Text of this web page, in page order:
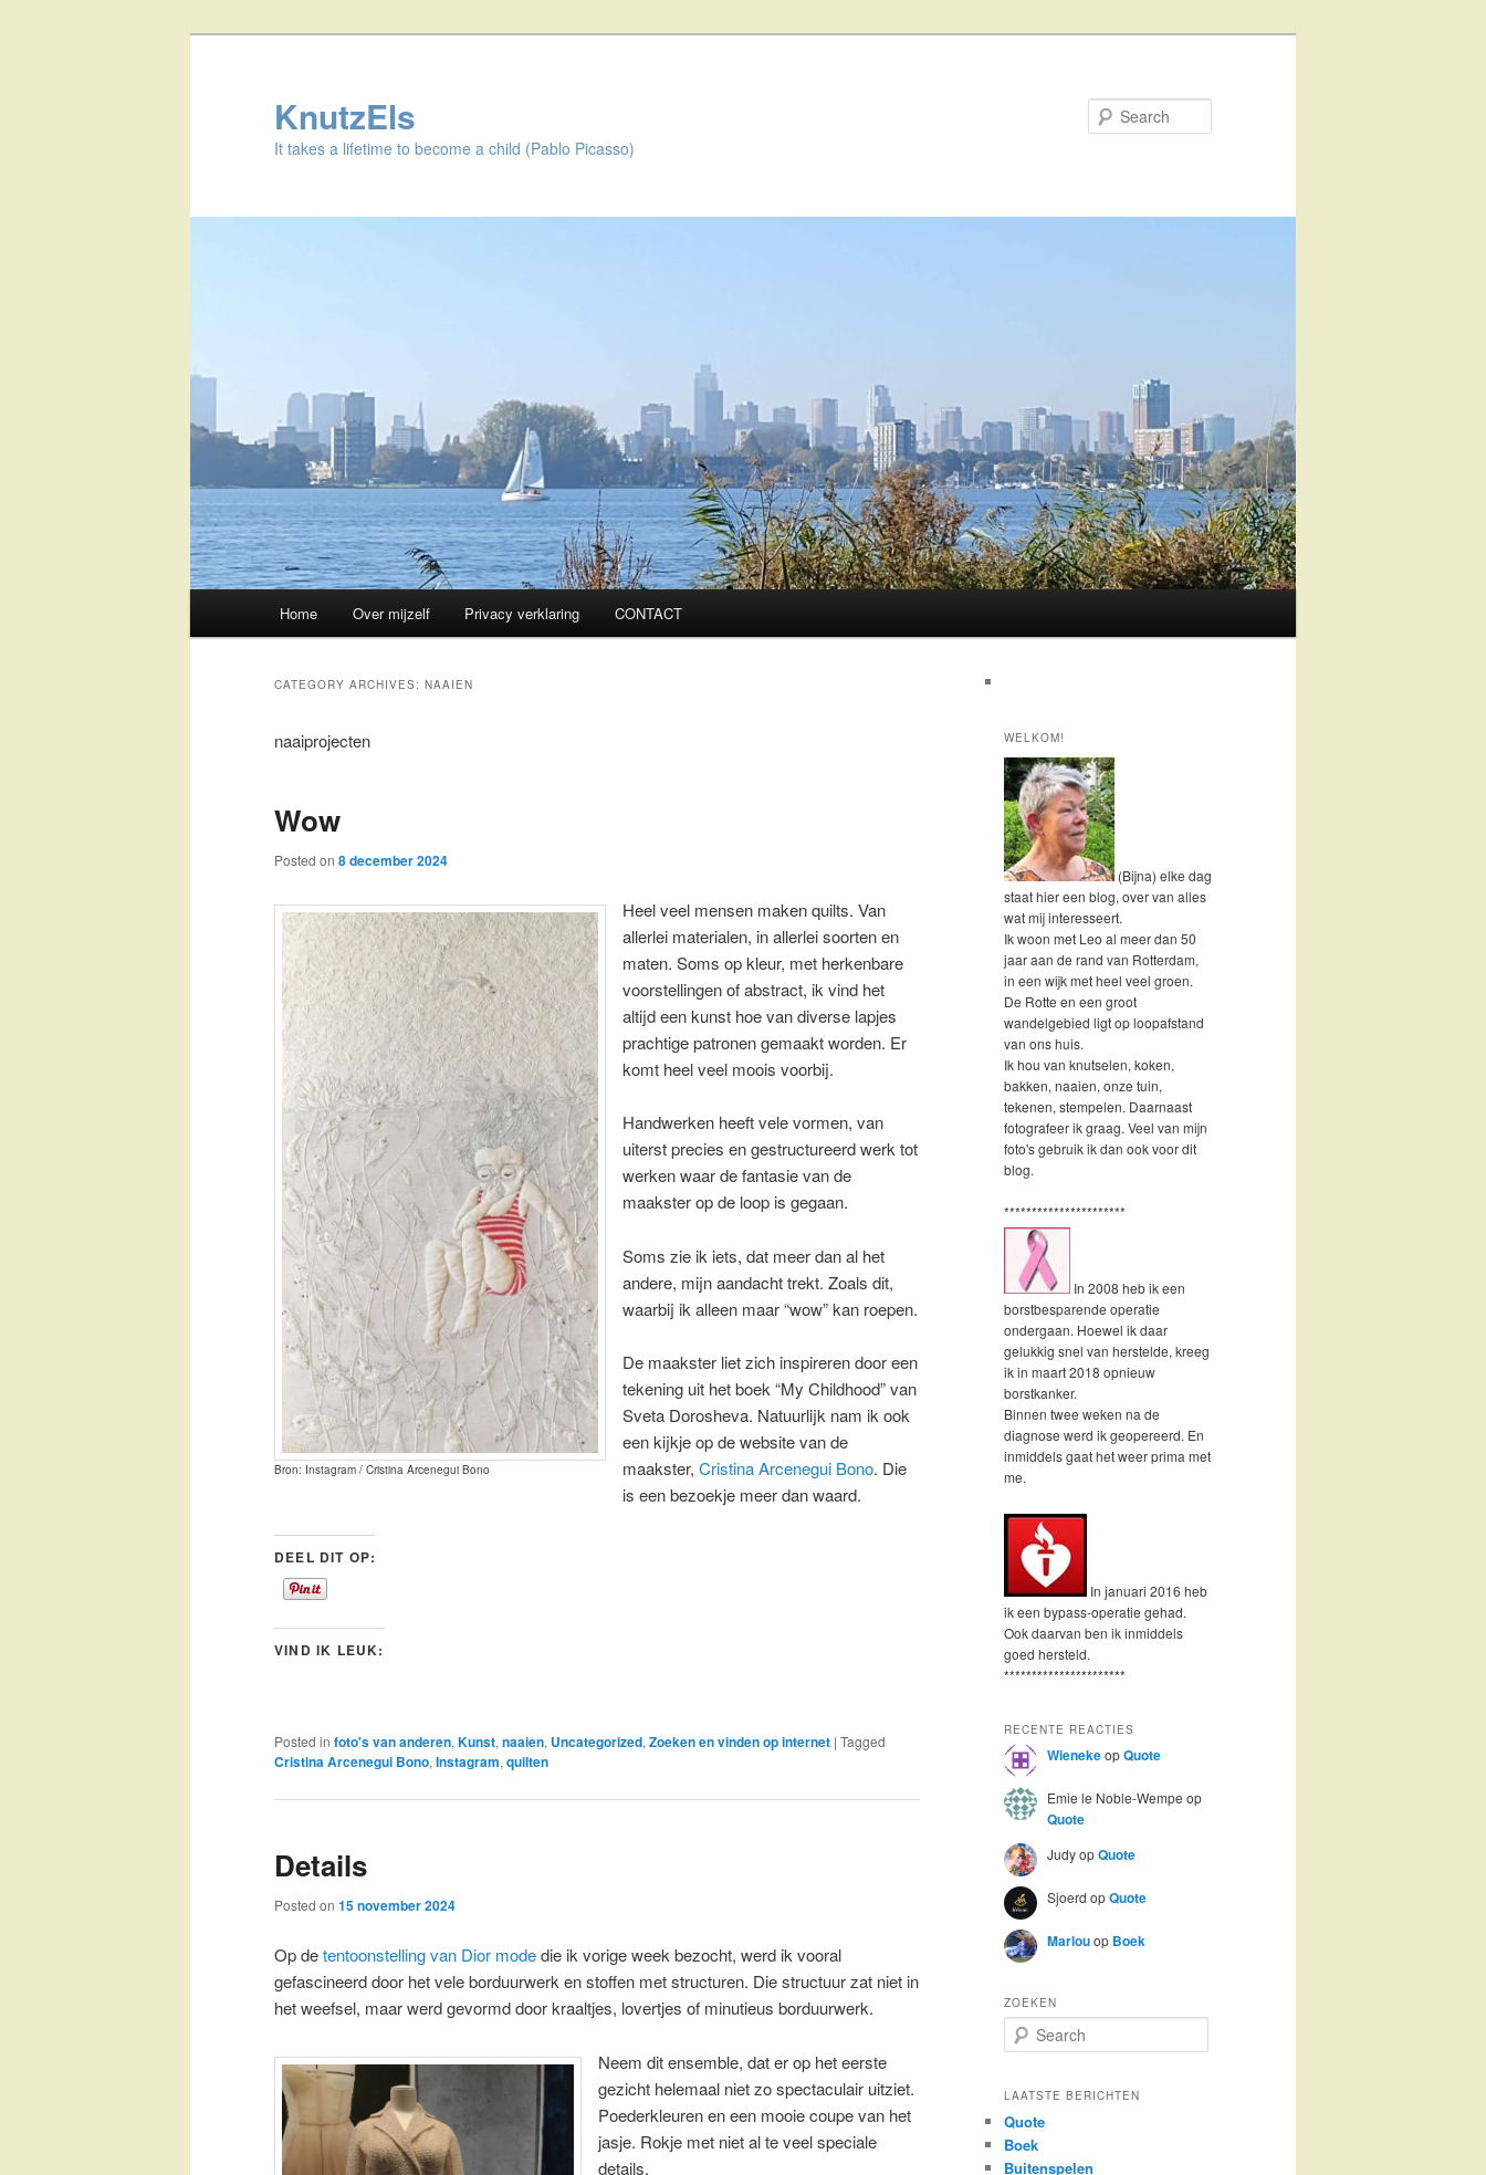
KnutzEls
It takes a lifetime to become a child (Pablo Picasso)
Skip
Skip
Home Over mijzelf Privacy verklaring CONTACT
CATEGORY ARCHIVES: NAAIEN
naaiprojecten
Wow
Posted on 8 december 2024
Bron: Instagram / Cristina Arcenegui Bono
Heel veel mensen maken quilts. Van
allerlei materialen, in allerlei soorten en
maten. Soms op kleur, met herkenbare
voorstellingen of abstract, ik vind het
altijd een kunst hoe van diverse lapjes
prachtige patronen gemaakt worden. Er
komt heel veel moois voorbij.
Handwerken heeft vele vormen, van
uiterst precies en gestructureerd werk tot
werken waar de fantasie van de
maakster op de loop is gegaan.
Soms zie ik iets, dat meer dan al het
andere, mijn aandacht trekt. Zoals dit,
waarbij ik alleen maar “wow” kan roepen.
De maakster liet zich inspireren door een
tekening uit het boek “My Childhood” van
Sveta Dorosheva. Natuurlijk nam ik ook
een kijkje op de website van de
maakster, Cristina Arcenegui Bono. Die
is een bezoekje meer dan waard.
DEEL DIT OP:
VIND IK LEUK:
Posted in foto's van anderen,Kunst,naaien, Uncategorized,Zoeken en vinden op internet | Tagged
Cristina Arcenegui Bono,Instagram,quilten
Details
Posted on 15 november 2024
Op detentoonstelling van Dior modedie ik vorige week bezocht, werd ik vooral
gefascineerd door het vele borduurwerk en stoffen met structuren. Die structuur zat niet in
het weefsel, maar werd gevormd door kraaltjes, lovertjes of minutieus borduurwerk.
Neem dit ensemble, dat er op het eerste
gezicht helemaal niet zo spectaculair uitziet.
Poederkleuren en een mooie coupe van het
jasje. Rokje met niet al te veel speciale
details.
WELKOM!
(Bijna) elke dag
staat hier een blog, over van alles
wat mij interesseert.
Ik woon met Leo al meer dan 50
jaar aan de rand van Rotterdam,
in een wijk met heel veel groen.
De Rotte en een groot
wandelgebied ligt op loopafstand
van ons huis.
Ik hou van knutselen, koken,
bakken, naaien, onze tuin,
tekenen, stempelen. Daarnaast
fotografeer ik graag. Veel van mijn
foto's gebruik ik dan ook voor dit
blog.
**********************
In 2008 heb ik een
borstbesparende operatie
ondergaan. Hoewel ik daar
gelukkig snel van herstelde, kreeg
ik in maart 2018 opnieuw
borstkanker.
Binnen twee weken na de
diagnose werd ik geopereerd. En
inmiddels gaat het weer prima met
me.
In januari 2016 heb
ik een bypass-operatie gehad.
Ook daarvan ben ik inmiddels
goed hersteld.
**********************
RECENTE REACTIES
WienekeopQuote
Emie le Noble-Wempe op
Quote
JudyopQuote
Sjoerd opQuote
Marlouop Boek
ZOEKEN
e
r
h
LAATSTE BERICHTEN
Quote
Boek
Buitenspelen